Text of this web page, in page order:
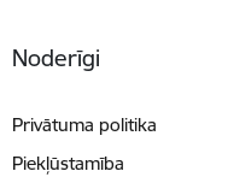
Noderīgi
Privātuma politika
Piekļūstamība